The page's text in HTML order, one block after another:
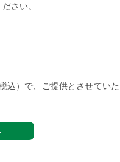
さい。
込）で、ご提供とさせていた